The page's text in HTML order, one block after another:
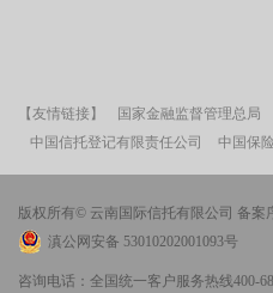
【友情链接】 国家金融监督管理总局
中国信托登记有限责任公司
中国保
版权所有© 云南国际信托有限公司 备案
滇公网安备 53010202001093号
咨询电话：全国统一客户服务热线400-